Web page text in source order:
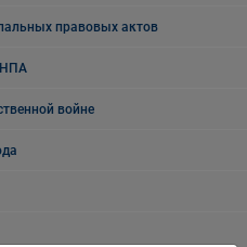
правовых актов
НПА
войне